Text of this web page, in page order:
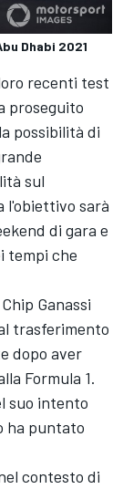
Dhabi 2021
recenti test
proseguito
possibilità di
sul
l'obiettivo sarà
di gara e
tempi che
Ganassi
trasferimento
dopo aver
Formula 1.
suo intento
ha puntato
contesto di